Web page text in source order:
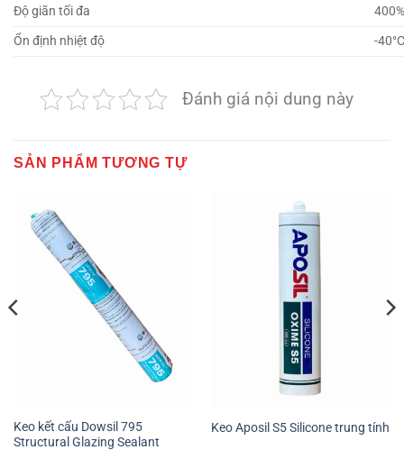
Độ giãn tối đa
Ổn định nhiệt độ
-
Đánh giá nội dung này
SẢN PHẨM TƯƠNG TỰ
Keo kết cấu Dowsil 795
Structural Glazing Sealant
Keo Aposil S5 Silicone trung tính